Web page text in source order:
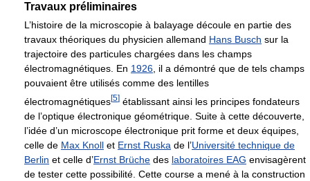
Travaux préliminaires
L’histoire de la microscopie à balayage découle en partie des
travaux théoriques du physicien allemand Hans Busch sur la
trajectoire des particules chargées dans les champs
électromagnétiques. En 1926, il a démontré que de tels champs
pouvaient être utilisés comme des lentilles
électromagnétiques[5] établissant ainsi les principes fondateurs
de l’optique électronique géométrique. Suite à cette découverte,
l’idée d’un microscope électronique prit forme et deux équipes,
celle de Max Knoll et Ernst Ruska de l’Université technique de
Berlin et celle d’Ernst Brüche des laboratoires EAG envisagèrent
de tester cette possibilité. Cette course a mené à la construction